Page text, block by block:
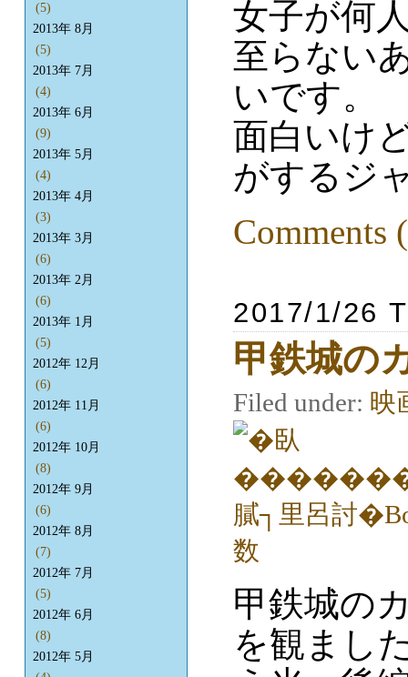
女子が何
至らない
いです。
面白いけ
がするジ
Comments
2017/1/26
甲鉄城の
Filed under: 映
甲鉄城の
を観まし
(5)
2013年 8月
(5)
2013年 7月
(4)
2013年 6月
(9)
2013年 5月
(4)
2013年 4月
(3)
2013年 3月
(6)
2013年 2月
(6)
2013年 1月
(5)
2012年 12月
(6)
2012年 11月
(6)
2012年 10月
(8)
2012年 9月
(6)
2012年 8月
(7)
2012年 7月
(5)
2012年 6月
(8)
2012年 5月